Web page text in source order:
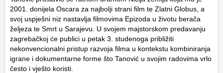
2001. donijela Oscara za najbolji strani film te Zlatni Globus, a
svoj uspješni niz nastavlja filmovima Epizoda u životu berača
željeza te Smrt u Sarajevu. U svojem majstorskom predavanju
zagrebačkoj će publici u petak 3. studenoga približiti
nekonvencionalni pristup razvoja filma u kontekstu kombiniranja
igrane i dokumentarne forme što Tanović u svojim radovima vrlo
često i vješto koristi.